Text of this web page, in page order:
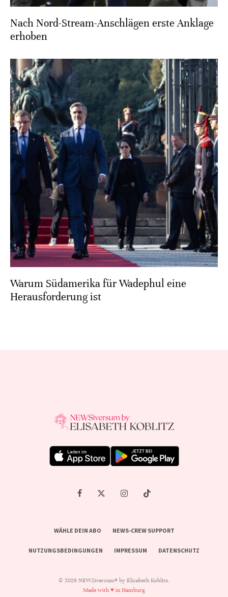
Nach Nord-Stream-Anschlägen erste Anklage
erhoben
Warum Südamerika für Wadephul eine
Herausforderung ist
WÄHLE DEIN ABO NEWS-CREW SUPPORT
NUTZUNGSBEDINGUNGEN IMPRESSUM DATENSCHUTZ
© 2026 NEWSiversum® by Elisabeth Koblitz.
Made with ♥ in Hamburg